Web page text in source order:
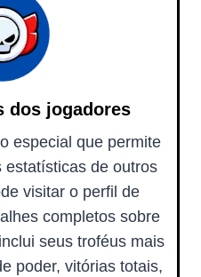
dos jogadores
especial que permite
estatísticas de outros
visitar o perfil de
completos sobre
seus troféus mais
poder, vitórias totais,